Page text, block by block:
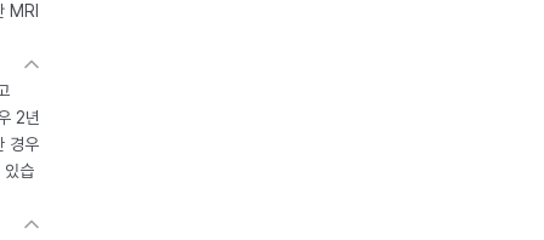
MRI
2년
경우
있습